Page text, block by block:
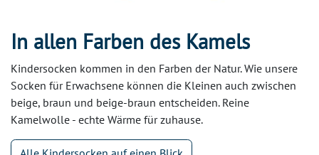
In allen Farben des Kamels
Kindersocken kommen in den Farben der Natur. Wie unsere
Socken für Erwachsene können die Kleinen auch zwischen
beige, braun und beige-braun entscheiden. Reine
Kamelwolle - echte Wärme für zuhause.